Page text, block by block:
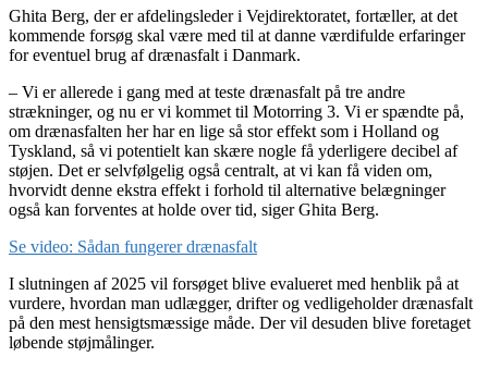
Ghita Berg, der er afdelingsleder i Vejdirektoratet, fortæller, at det
kommende forsøg skal være med til at danne værdifulde erfaringer
for eventuel brug af drænasfalt i Danmark.
– Vi er allerede i gang med at teste drænasfalt på tre andre
strækninger, og nu er vi kommet til Motorring 3. Vi er spændte på,
om drænasfalten her har en lige så stor effekt som i Holland og
Tyskland, så vi potentielt kan skære nogle få yderligere decibel af
støjen. Det er selvfølgelig også centralt, at vi kan få viden om,
hvorvidt denne ekstra effekt i forhold til alternative belægninger
også kan forventes at holde over tid, siger Ghita Berg.
Se video: Sådan fungerer drænasfalt
I slutningen af 2025 vil forsøget blive evalueret med henblik på at
vurdere, hvordan man udlægger, drifter og vedligeholder drænasfalt
på den mest hensigtsmæssige måde. Der vil desuden blive foretaget
løbende støjmålinger.